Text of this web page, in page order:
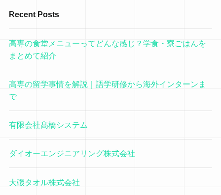
Recent Posts
高専の食堂メニューってどんな感じ？学食・寮ごはんを
まとめて紹介
高専の留学事情を解説｜語学研修から海外インターンま
で
有限会社髙橋システム
ダイオーエンジニアリング株式会社
大磯タオル株式会社